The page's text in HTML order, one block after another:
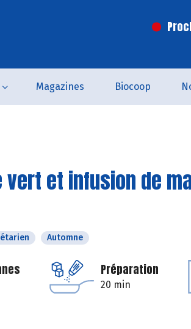
Magazines Biocoop
vert et infusion de
Automne
Préparation
20 min